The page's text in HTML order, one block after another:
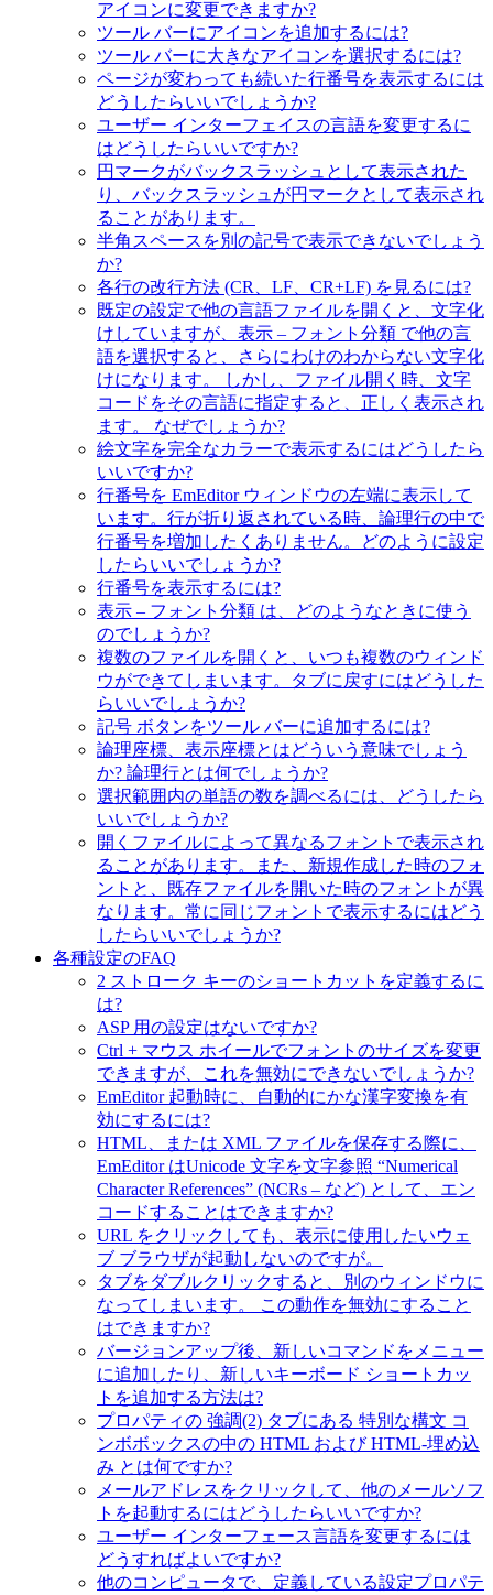
アイコンに変更できますか?
ツール バーにアイコンを追加するには?
ツール バーに大きなアイコンを選択するには?
ページが変わっても続いた行番号を表示するには
どうしたらいいでしょうか?
ユーザー インターフェイスの言語を変更するに
はどうしたらいいですか?
円マークがバックスラッシュとして表示された
り、バックスラッシュが円マークとして表示され
ることがあります。
半角スペースを別の記号で表示できないでしょう
か?
各行の改行方法 (CR、LF、CR+LF) を見るには?
既定の設定で他の言語ファイルを開くと、文字化
けしていますが、表示 – フォント分類 で他の言
語を選択すると、さらにわけのわからない文字化
けになります。 しかし、ファイル開く時、文字
コードをその言語に指定すると、正しく表示され
ます。 なぜでしょうか?
絵文字を完全なカラーで表示するにはどうしたら
いいですか?
行番号を EmEditor ウィンドウの左端に表示して
います。行が折り返されている時、論理行の中で
行番号を増加したくありません。どのように設定
したらいいでしょうか?
行番号を表示するには?
表示 – フォント分類 は、どのようなときに使う
のでしょうか?
複数のファイルを開くと、いつも複数のウィンド
ウができてしまいます。タブに戻すにはどうした
らいいでしょうか?
記号 ボタンをツール バーに追加するには?
論理座標、表示座標とはどういう意味でしょう
か? 論理行とは何でしょうか?
選択範囲内の単語の数を調べるには、どうしたら
いいでしょうか?
開くファイルによって異なるフォントで表示され
ることがあります。また、新規作成した時のフォ
ントと、既存ファイルを開いた時のフォントが異
なります。常に同じフォントで表示するにはどう
したらいいでしょうか?
各種設定のFAQ
2 ストローク キーのショートカットを定義するに
は?
ASP 用の設定はないですか?
Ctrl + マウス ホイールでフォントのサイズを変更
できますが、これを無効にできないでしょうか?
EmEditor 起動時に、自動的にかな漢字変換を有
効にするには?
HTML、または XML ファイルを保存する際に、
EmEditor はUnicode 文字を文字参照 “Numerical
Character References” (NCRs – など) として、エン
コードすることはできますか?
URL をクリックしても、表示に使用したいウェ
ブ ブラウザが起動しないのですが。
タブをダブルクリックすると、別のウィンドウに
なってしまいます。 この動作を無効にすること
はできますか?
バージョンアップ後、新しいコマンドをメニュー
に追加したり、新しいキーボード ショートカッ
トを追加する方法は?
プロパティの 強調(2) タブにある 特別な構文 コ
ンボボックスの中の HTML および HTML-埋め込
み とは何ですか?
メールアドレスをクリックして、他のメールソフ
トを起動するにはどうしたらいいですか?
ユーザー インターフェース言語を変更するには
どうすればよいですか?
他のコンピュータで、定義している設定プロパテ